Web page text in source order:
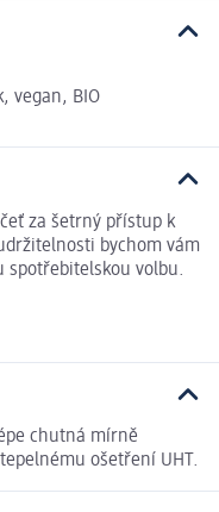
vegan, BIO
za šetrný přístup k
bychom vám
spotřebitelskou volbu.
chutná mírně
ošetření UHT.